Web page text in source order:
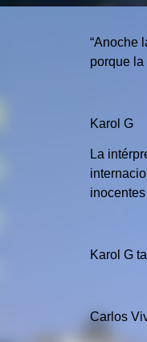
“Anoche
porque la
Karol G
La
Karol G
Carlos